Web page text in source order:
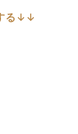
る↓↓